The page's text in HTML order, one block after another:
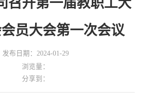
召开第一届教职工大
员大会第一次会议
发布日期：2024-01-29
浏览量：
分享到：